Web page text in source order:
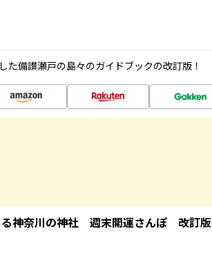
た備讃瀬戸の島々のガイドブックの改訂版！
神奈川の神社 週末開運さんぽ 改訂版